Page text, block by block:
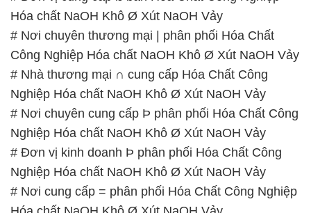
Nghiệp Hóa chất NaOH Khô Ø Xút NaOH Vảy
# Nơi chuyên cung cấp Þ phân phối Hóa Chất Công
Nghiệp Hóa chất NaOH Khô Ø Xút NaOH Vảy
# Đơn vị kinh doanh Þ phân phối Hóa Chất Công
Nghiệp Hóa chất NaOH Khô Ø Xút NaOH Vảy
# Nơi cung cấp = phân phối Hóa Chất Công Nghiệp
Hóa chất NaOH Khô Ø Xút NaOH Vảy
# Địa chỉ chuyên thương mại § bán Hóa Chất Công
Nghiệp Hóa chất NaOH Khô Ø Xút NaOH Vảy
# Địa chỉ cung cấp › cung ứng Hóa Chất Công
Nghiệp Hóa chất NaOH Khô Ø Xút NaOH Vảy